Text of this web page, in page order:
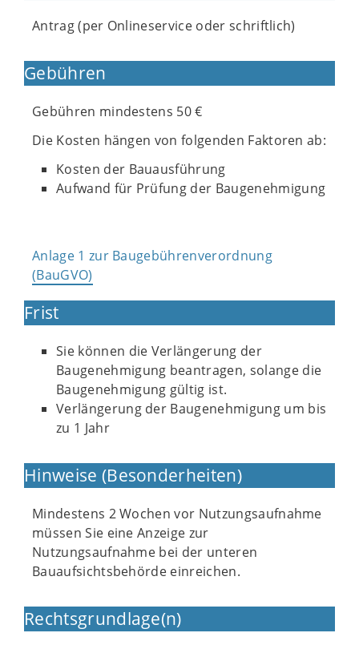
Antrag (per Onlineservice oder schriftlich)
Gebühren
Gebühren mindestens 50 €
Die Kosten hängen von folgenden Faktoren ab:
Kosten der Bauausführung
Aufwand für Prüfung der Baugenehmigung
Anlage 1 zur Baugebührenverordnung
(BauGVO)
Frist
Sie können die Verlängerung der
Baugenehmigung beantragen, solange die
Baugenehmigung gültig ist.
Verlängerung der Baugenehmigung um bis
zu 1 Jahr
Hinweise (Besonderheiten)
Mindestens 2 Wochen vor Nutzungsaufnahme
müssen Sie eine Anzeige zur
Nutzungsaufnahme bei der unteren
Bauaufsichtsbehörde einreichen.
Rechtsgrundlage(n)